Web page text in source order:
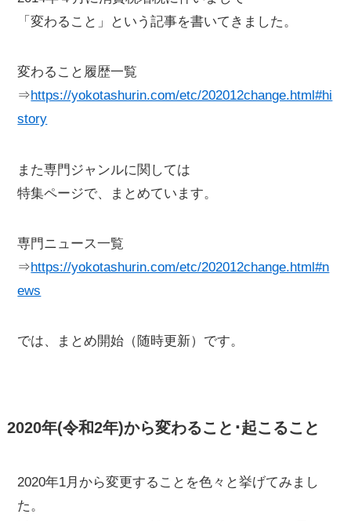
「変わること」という記事を書いてきました。
変わること履歴一覧
⇒https://yokotashurin.com/etc/202012change.html#hi
story
また専門ジャンルに関しては
特集ページで、まとめています。
専門ニュース一覧
⇒https://yokotashurin.com/etc/202012change.html#n
ews
では、まとめ開始（随時更新）です。
2020年(令和2年)から変わること･起こること
2020年1月から変更することを色々と挙げてみまし
た。